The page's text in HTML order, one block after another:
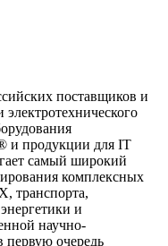
поставщиков и
электротехнического
и продукции для IT
самый широкий
комплексных
транспорта,
и
научно-
первую очередь